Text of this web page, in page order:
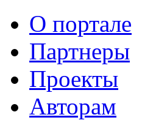
О портале
Партнеры
Проекты
Авторам